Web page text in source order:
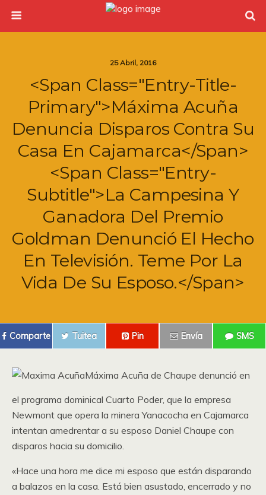
25 Abril, 2016
<span Class="entry-Title-
Primary">Máxima Acuña
Denuncia Disparos Contra Su
Casa En Cajamarca</span>
<span Class="entry-
Subtitle">La Campesina Y
Ganadora Del Premio
Goldman Denunció El Hecho
En Televisión. Teme Por La
Vida De Su Esposo.</span>
Comparte Tuitea Pin Envía SMS
Máxima Acuña de Chaupe denunció en
el programa dominical Cuarto Poder, que la empresa
Newmont que opera la minera Yanacocha en Cajamarca
intentan amedrentar a su esposo Daniel Chaupe con
disparos hacia su domicilio.
«Hace una hora me dice mi esposo que están disparando
a balazos en la casa. Está bien asustado, encerrado y no